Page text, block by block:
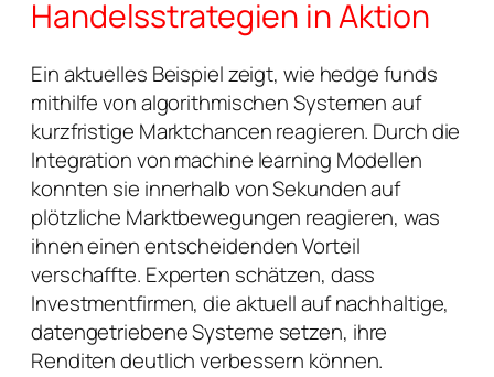
Handelsstrategien in Aktion
Ein aktuelles Beispiel zeigt, wie hedge funds
mithilfe von algorithmischen Systemen auf
kurzfristige Marktchancen reagieren. Durch die
Integration von machine learning Modellen
konnten sie innerhalb von Sekunden auf
plötzliche Marktbewegungen reagieren, was
ihnen einen entscheidenden Vorteil
verschaffte. Experten schätzen, dass
Investmentfirmen, die aktuell auf nachhaltige,
datengetriebene Systeme setzen, ihre
Renditen deutlich verbessern können.